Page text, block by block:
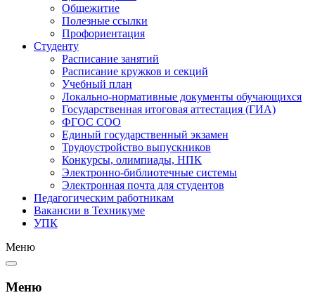
Общежитие
Полезные ссылки
Профориентация
Студенту
Расписание занятий
Расписание кружков и секций
Учебный план
Локально-нормативные документы обучающихся
Государственная итоговая аттестация (ГИА)
ФГОС СОО
Единый государственный экзамен
Трудоустройство выпускников
Конкурсы, олимпиады, НПК
Электронно-библиотечные системы
Электронная почта для студентов
Педагогическим работникам
Вакансии в Техникуме
УПК
Меню
Меню